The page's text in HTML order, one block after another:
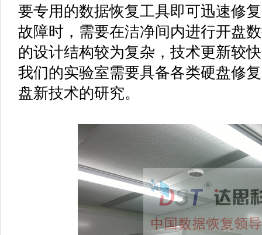
要专用的数据恢复工具即可迅速修
故障时，需要在洁净间内进行开盘
的设计结构较为复杂，技术更新较
我们的实验室需要具备各类硬盘修
盘新技术的研究。